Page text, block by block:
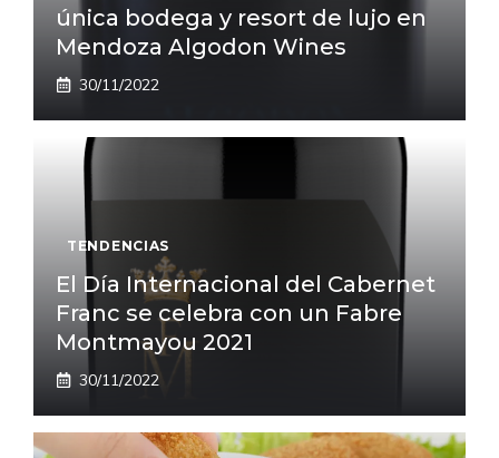
única bodega y resort de lujo en
Mendoza Algodon Wines
30/11/2022
TENDENCIAS
El Día Internacional del Cabernet
Franc se celebra con un Fabre
Montmayou 2021
30/11/2022